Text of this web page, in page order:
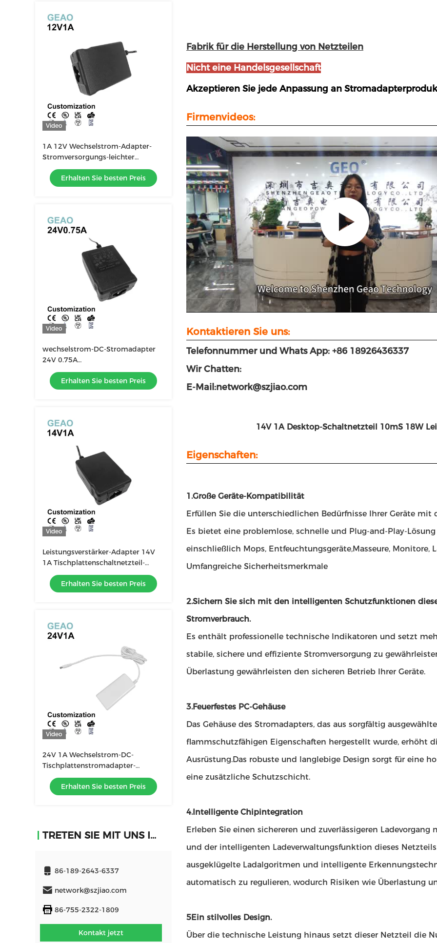
Video
1A 12V Wechselstrom-Adapter-
Stromversorgungs-leichter
Stromadapter 18W Tischplatten-
FCC
Erhalten Sie besten Preis
Video
wechselstrom-DC-Stromadapter
24V 0.75A
Tischplattenstromadapter-18W
UniversalErhalten Sie besten Preis
Video
Leistungsverstärker-Adapter 14V
1A Tischplattenschaltnetzteil-
10mS 18W
Erhalten Sie besten Preis
Video
24V 1A Wechselstrom-DC-
Tischplattenstromadapter-
Versorgung 5Volt 6V 9V 12V 15V
16V
Erhalten Sie besten Preis
TRETEN SIE MIT UNS IN VERBINDUNG
86-189-2643-6337
network@szjiao.com
86-755-2322-1809
Kontakt jetzt
Fabrik für die Herstellung von Netzteilen
Nicht eine Handelsgesellschaft
Akzeptieren Sie jede Anpassung an
Firmenvideos:
Kontaktieren Sie uns:
Telefonnummer und Whats App: +86 18926436337
Wir Chatten:
E-Mail:network@szjiao.com
14V 1A Desktop-Schaltnetzteil 10mS 18W
Eigenschaften:
1.Große Geräte-Kompatibilität
Erfüllen Sie die unterschiedlichen Bedürfnisse Ihrer Geräte mit
Es bietet eine problemlose, schnelle und Plug-and-Play-
einschließlich Mops, Entfeuchtungsgeräte,Masseure, Monitore,
Umfangreiche Sicherheitsmerkmale
2.Sichern Sie sich mit den intelligenten Schutzfunktionen
Stromverbrauch.
Es enthält professionelle technische Indikatoren und setzt
stabile, sichere und effiziente Stromversorgung zu
Überlastung gewährleisten den sicheren Betrieb Ihrer Geräte.
3.Feuerfestes PC-Gehäuse
Das Gehäuse des Stromadapters, das aus sorgfältig
flammschutzfähigen Eigenschaften hergestellt wurde, erhöht
Ausrüstung.Das robuste und langlebige Design sorgt für eine
eine zusätzliche Schutzschicht.
4.Intelligente Chipintegration
Erleben Sie einen sichereren und zuverlässigeren
und der intelligenten Ladeverwaltungsfunktion dieses
ausgeklügelte Ladalgoritmen und intelligente
automatisch zu regulieren, wodurch Risiken wie Überlastung
5Ein stilvolles Design.
Über die technische Leistung hinaus setzt dieser Netzteil die